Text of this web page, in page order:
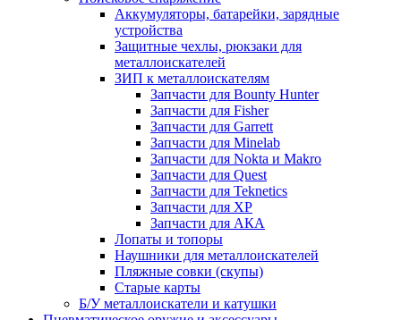
Аккумуляторы, батарейки, зарядные
устройства
Защитные чехлы, рюкзаки для
металлоискателей
ЗИП к металлоискателям
Запчасти для Bounty Hunter
Запчасти для Fisher
Запчасти для Garrett
Запчасти для Minelab
Запчасти для Nokta и Makro
Запчасти для Quest
Запчасти для Teknetics
Запчасти для XP
Запчасти для АКА
Лопаты и топоры
Наушники для металлоискателей
Пляжные совки (скупы)
Старые карты
Б/У металлоискатели и катушки